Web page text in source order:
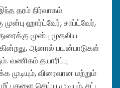
தரம் நிர்வாகம்
ஹார்ட்வேர், சாப்ட்வேர்,
முன்பு முதலிய
ஆனால் பயன்பாடுகள்
வணிகம் தயாரிப்பு
விரைவான மற்றும்
மீட்புகளை செய்ய முடியும், சட்ட